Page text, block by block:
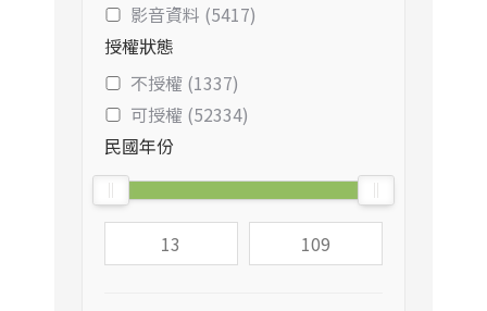
影音資料 (5417)
授權狀態
不授權 (1337)
可授權 (52334)
民國年份